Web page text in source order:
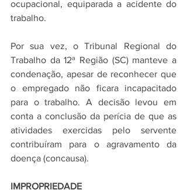
ocupacional, equiparada a acidente do
trabalho.
Por sua vez, o Tribunal Regional do
Trabalho da 12ª Região (SC) manteve a
condenação, apesar de reconhecer que
o empregado não ficara incapacitado
para o trabalho. A decisão levou em
conta a conclusão da perícia de que as
atividades exercidas pelo servente
contribuíram para o agravamento da
doença (concausa).
IMPROPRIEDADE